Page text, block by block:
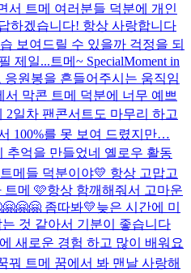
서 트메 여러분들 덕분에 개인
하겠습니다! 항상 사랑합니다
보여드릴 수 있을까 걱정을 되
제일... 트메~ SpecialMoment in
원봉을 흔들어주시는 움직임
서 막콘 트메 덕분에 너무 예쁘
2일차 팬콘서트도 마무리 하고
100%를 못 보여 드렸지만…
추억을 만들었네 옐로우 활동
메들 덕분이야💛 항상 고맙고
트메 🩷항상 함깨해줘서 고마운
좀따봐💛늦은 시간에 미
것 같아서 기분이 좋습니다
새로운 경험 하고 많이 배워요
꿔 트메 꿈에서 봐 맨날 사랑해